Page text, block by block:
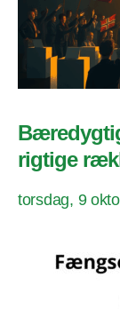
rigtige
torsdag, 9